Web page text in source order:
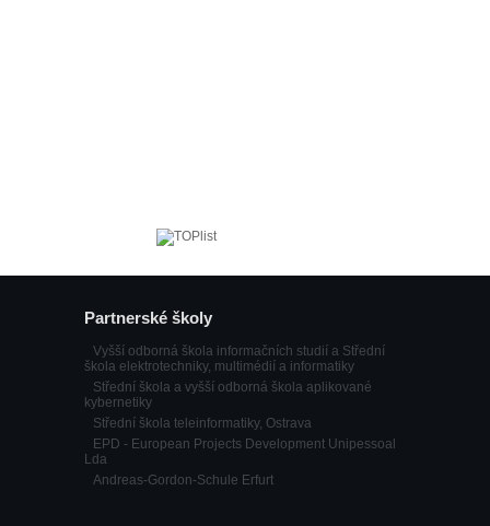
Partnerské školy
Vyšší odborná škola informačních studií a Střední
škola elektrotechniky, multimédií a informatiky
Střední škola a vyšší odborná škola aplikované
kybernetiky
Střední škola teleinformatiky, Ostrava
EPD - European Projects Development Unipessoal
Lda
Andreas-Gordon-Schule Erfurt